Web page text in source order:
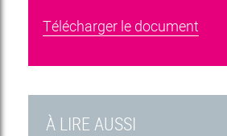
À LIRE AUSSI
Télécharger le document